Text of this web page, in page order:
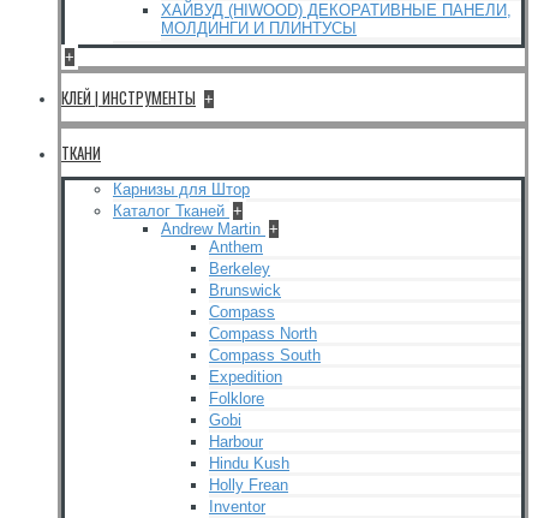
ХАЙВУД (HIWOOD) ДЕКОРАТИВНЫЕ ПАНЕЛИ,
МОЛДИНГИ И ПЛИНТУСЫ
+
КЛЕЙ | ИНСТРУМЕНТЫ +
ТКАНИ
Карнизы для Штор
Каталог Тканей +
Andrew Martin +
Anthem
Berkeley
Brunswick
Compass
Compass North
Compass South
Expedition
Folklore
Gobi
Harbour
Hindu Kush
Holly Frean
Inventor